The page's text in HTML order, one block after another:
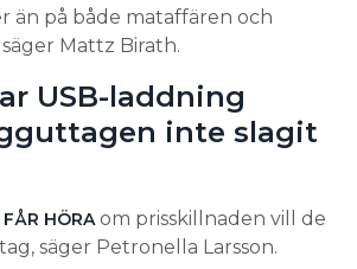
än på både mataffären och
Mattz Birath.
USB-laddning
inte slagit
HÖRAom prisskillnaden vill de
säger Petronella Larsson.